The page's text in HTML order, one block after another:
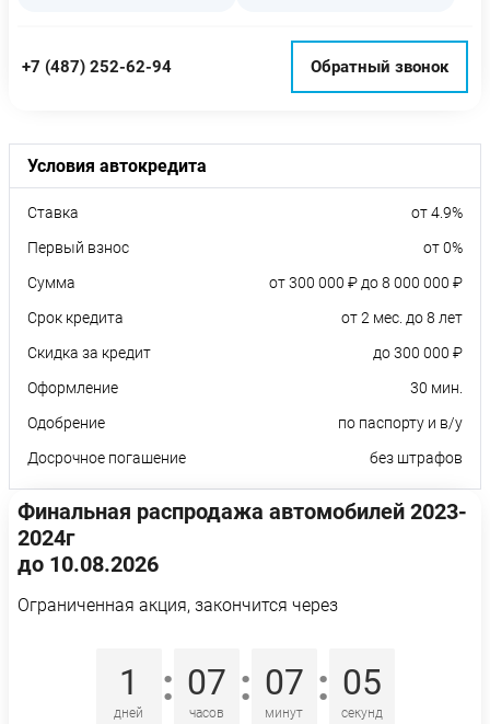
+7 (487) 252-62-94 Обратный звонок
Условия автокредита
Ставка
от 4.9%
Первый взнос
от 0%
Сумма
от 300 000 ₽ до 8 000 000 ₽
Срок кредита
от 2 мес. до 8 лет
Скидка за кредит
до 300 000 ₽
Оформление
30 мин.
Одобрение
по паспорту и в/у
Досрочное погашение
без штрафов
Финальная распродажа автомобилей 2023-
2024г
до 10.08.2026
Ограниченная акция, закончится через
1
дней
: 07
часов
: 07
минут
: 04
секунд